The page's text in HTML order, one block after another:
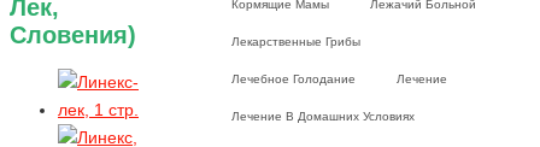
Лек,
Словения)
Кормящие Мамы Лежачий Больной
Лекарственные Грибы
Лечебное Голодание Лечение
Лечение В Домашних Условиях